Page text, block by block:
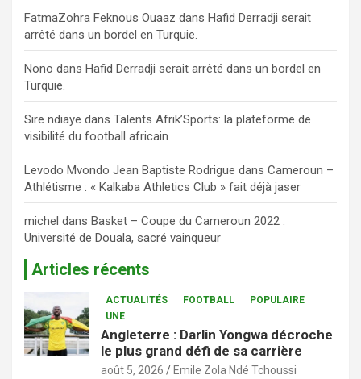
FatmaZohra Feknous Ouaaz dans Hafid Derradji serait
arrêté dans un bordel en Turquie.
Nono dans Hafid Derradji serait arrêté dans un bordel en
Turquie.
Sire ndiaye dans Talents Afrik’Sports: la plateforme de
visibilité du football africain
Levodo Mvondo Jean Baptiste Rodrigue dans Cameroun –
Athlétisme : « Kalkaba Athletics Club » fait déjà jaser
michel dans Basket – Coupe du Cameroun 2022 :
Université de Douala, sacré vainqueur
Articles récents
ACTUALITÉS FOOTBALL
POPULAIRE
UNE
Angleterre : Darlin Yongwa décroche
le plus grand défi de sa carrière
août 5, 2026 Emile Zola Ndé Tchoussi